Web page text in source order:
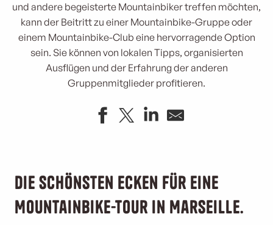
und andere begeisterte Mountainbiker treffen möchten,
kann der Beitritt zu einer Mountainbike-Gruppe oder
einem Mountainbike-Club eine hervorragende Option
sein. Sie können von lokalen Tipps, organisierten
Ausflügen und der Erfahrung der anderen
Gruppenmitglieder profitieren.
Die schönsten Ecken für eine
Mountainbike-Tour in Marseille.